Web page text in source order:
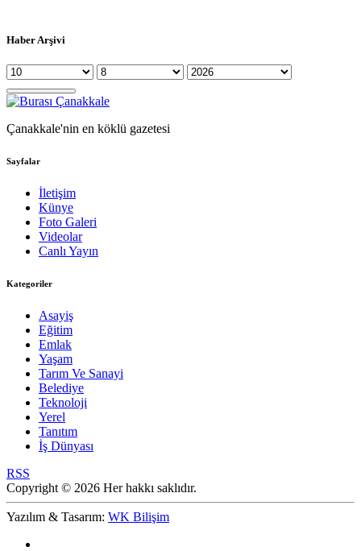
Haber Arşivi
Çanakkale'nin en köklü gazetesi
Sayfalar
İletişim
Künye
Foto Galeri
Videolar
Canlı Yayın
Kategoriler
Asayiş
Eğitim
Emlak
Yaşam
Tarım Ve Sanayi
Belediye
Teknoloji
Yerel
Tanıtım
İş Dünyası
RSS
Copyright © 2026 Her hakkı saklıdır.
Yazılım & Tasarım: WK Bilişim